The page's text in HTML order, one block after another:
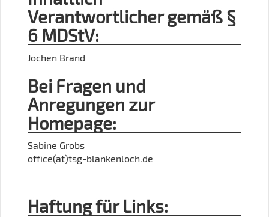
Verantwortlicher gemäß §
6 MDStV:
Jochen Brand
Bei Fragen und
Anregungen zur
Homepage:
Sabine Grobs
office(at)tsg-blankenloch.de
Haftung für Links: